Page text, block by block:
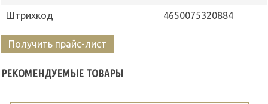
Штрихкод
4650075320884
Получить прайс-лист
РЕКОМЕНДУЕМЫЕ ТОВАРЫ